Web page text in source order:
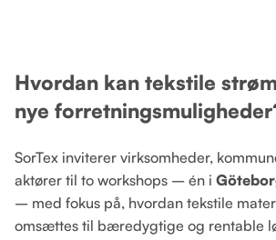
Hvordan kan tekstile
nye
SorTex inviterer virksomheder,
aktører til to workshops – én i
– med fokus på, hvordan tekstile
omsættes til bæredygtige og rentable